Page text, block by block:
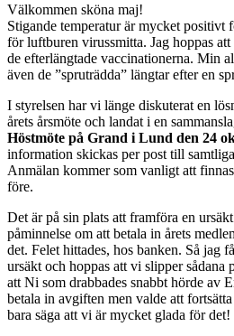
Välkommen sköna maj!
Stigande temperatur är mycket positivt
för luftburen virussmitta. Jag hoppas
de efterlängtade vaccinationerna. Min
även de ”spruträdda” längtar efter en
I styrelsen har vi länge diskuterat en
årets årsmöte och landat i en
Höstmöte på Grand i Lund den 24
information skickas per post till
Anmälan kommer som vanligt att
före.
Det är på sin plats att framföra en
påminnelse om att betala in årets
det. Felet hittades, hos banken. Så jag
ursäkt och hoppas att vi slipper
att Ni som drabbades snabbt hörde av
betala in avgiften men valde att
bara säga att vi är mycket glada för det!